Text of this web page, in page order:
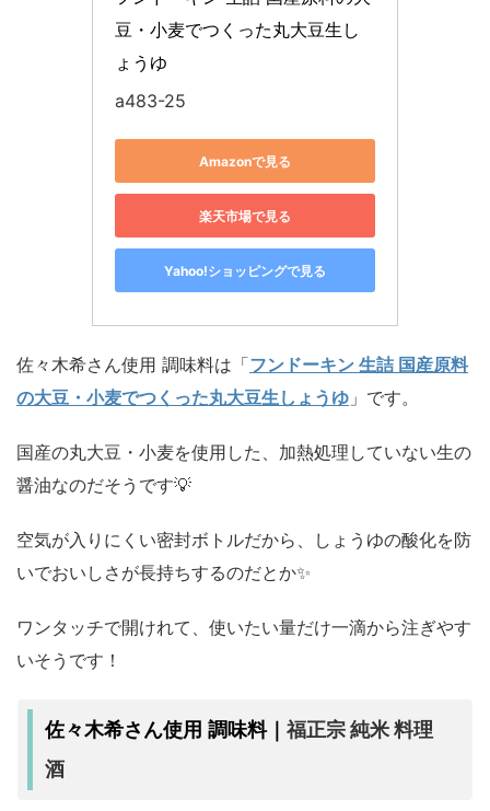
豆・小麦でつくった丸大豆生し
ょうゆ
a483-25
Amazonで見る
楽天市場で見る
Yahoo!ショッピングで見る
佐々木希さん使用 調味料は「フンドーキン 生詰 国産原料
の大豆・小麦でつくった丸大豆生しょうゆ 」です。
国産の丸大豆・小麦を使用した、加熱処理していない生の
醤油なのだそうです💡
空気が入りにくい密封ボトルだから、しょうゆの酸化を防
いでおいしさが長持ちするのだとか✨
ワンタッチで開けれて、使いたい量だけ一滴から注ぎやす
いそうです！
佐々木希さん使用 調味料｜福正宗 純米 料理
酒